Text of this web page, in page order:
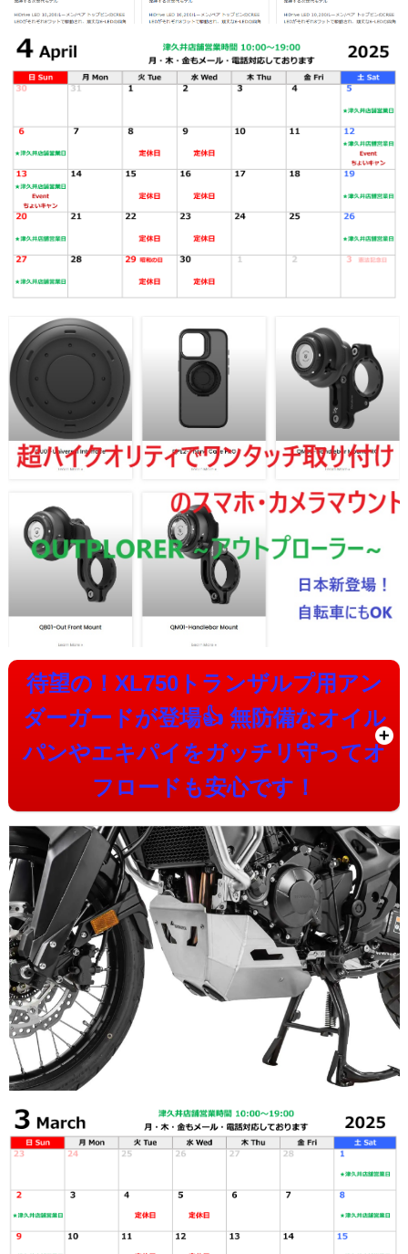
待望の！XL750トランザルプ用アン
ダーガードが登場👍 無防備なオイル
パンやエキパイをガッチリ守ってオ
フロードも安心です！